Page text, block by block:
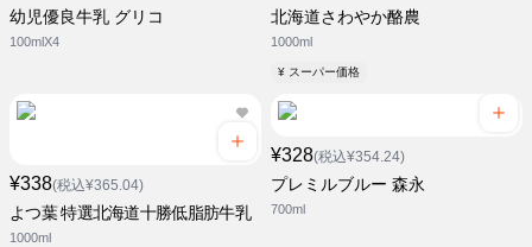
幼児優良牛乳 グリコ
100mlX4
北海道さわやか酪農
1000ml
¥ スーパー価格
¥338(税込¥365.04)
よつ葉 特選北海道十勝低脂肪牛乳
1000ml
¥328(税込¥354.24)
プレミルブルー 森永
700ml